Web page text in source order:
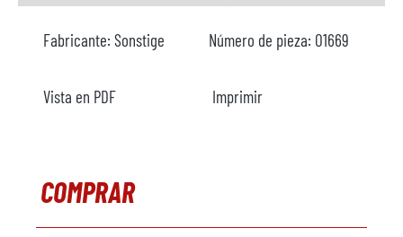
Fabricante: Sonstige Número de pieza: O1669
Vista en PDF Imprimir
COMPRAR